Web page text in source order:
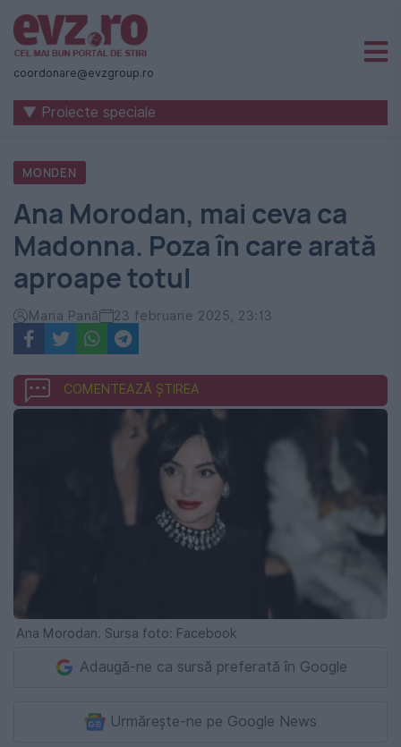
Știri
naționale
internaționale
România
-
Evenimentul
Zilei
coordonare@evzgroup.ro
▼ Proiecte speciale
MONDEN
Ana Morodan, mai ceva ca
Madonna. Poza în care arată
aproape totul
Maria Pană 23 februarie 2025, 23:13
COMENTEAZĂ ȘTIREA
Ana Morodan. Sursa foto: Facebook
Adaugă-ne ca sursă preferată în Google
Urmărește-ne pe Google News